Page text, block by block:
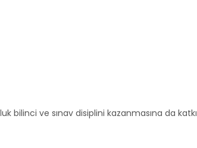
ve sınav disiplini kazanmasına da katkı